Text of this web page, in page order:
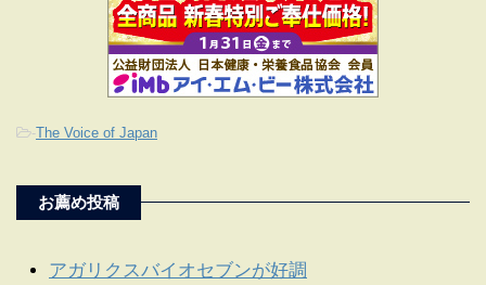
-The Voice of Japan
お薦め投稿
アガリクスバイオセブンが好調